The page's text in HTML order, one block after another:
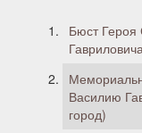
Бюст Героя
Василию
город)